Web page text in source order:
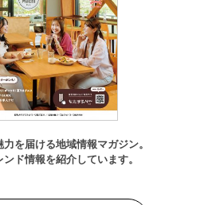
を届ける地域情報マガジン。
ド情報を紹介しています。